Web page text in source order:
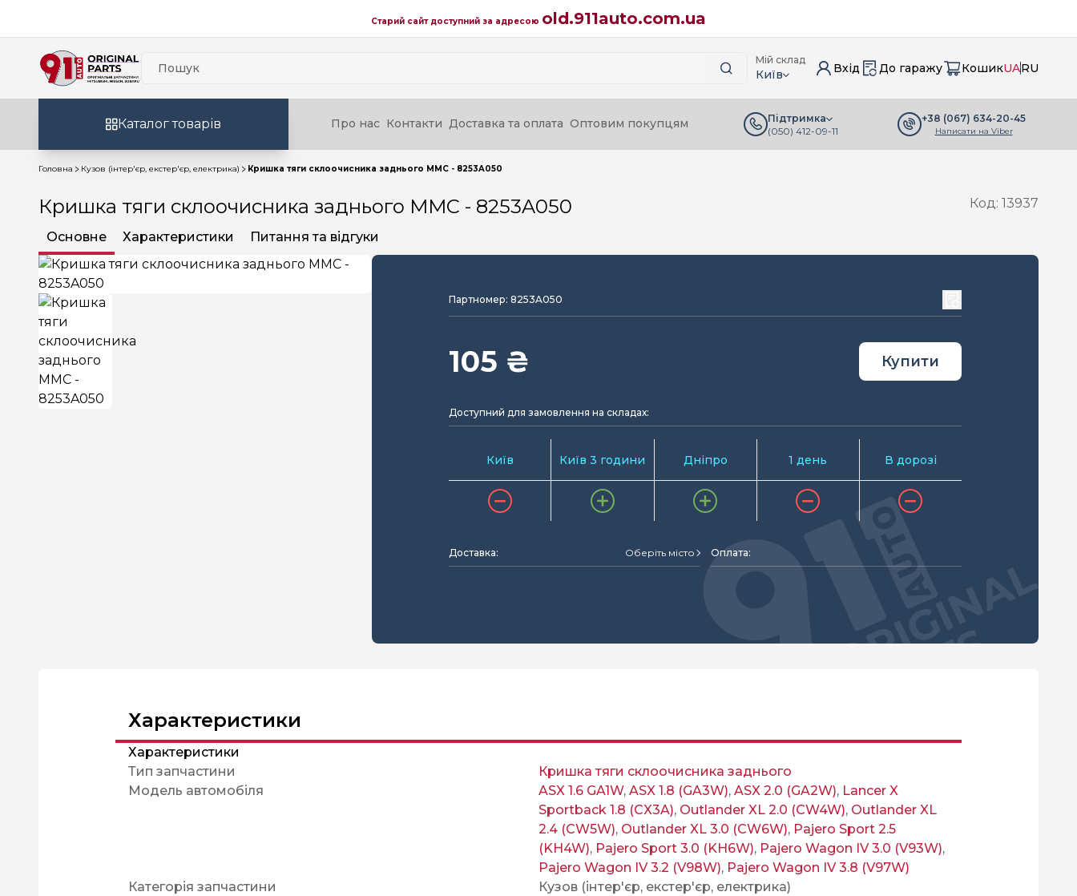
Старий сайт доступний за адресою old.911auto.com.ua
Мій склад
Київ Вхід До гаражу КошикUARU
Каталог товарів Про нас Контакти Доставка та оплата Оптовим покупцям
Підтримка
(050) 412-09-11
+38 (067) 634-20-45
Написати на Viber
Головна Кузов (інтер'єр, екстер'єр, електрика) Кришка тяги склоочисника заднього MMC - 8253A050
Кришка тяги склоочисника заднього MMC - 8253A050 Код: 13937
Основне Характеристики Питання та відгуки
Партномер: 8253A050
105 ₴ Купити
Доступний для замовлення на складах:
Київ Київ 3 години Дніпро 1 день В дорозі
Доставка: Оберіть місто Оплата:
Характеристики
Характеристики
Тип запчастини
Кришка тяги склоочисника заднього
Модель автомобіля
ASX 1.6 GA1W, ASX 1.8 (GA3W), ASX 2.0 (GA2W), Lancer X
Sportback 1.8 (CX3A), Outlander XL 2.0 (CW4W), Outlander XL
2.4 (CW5W), Outlander XL 3.0 (CW6W), Pajero Sport 2.5
(KH4W), Pajero Sport 3.0 (KH6W), Pajero Wagon IV 3.0 (V93W),
Pajero Wagon IV 3.2 (V98W), Pajero Wagon IV 3.8 (V97W)
Категорія запчастини
Кузов (інтер'єр, екстер'єр, електрика)